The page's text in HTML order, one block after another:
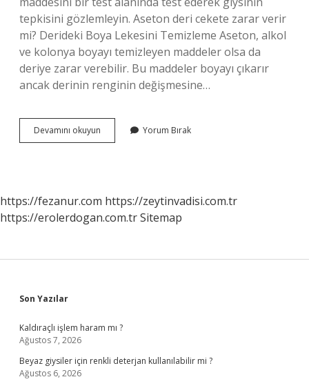
tepkisini gözlemleyin. Aseton deri cekete zarar verir
mi? Derideki Boya Lekesini Temizleme Aseton, alkol
ve kolonya boyayı temizleyen maddeler olsa da
deriye zarar verebilir. Bu maddeler boyayı çıkarır
ancak derinin renginin değişmesine…
Devamını okuyun
Suni
Yorum Bırak
https://fezanur.com https://zeytinvadisi.com.tr
https://erolerdogan.com.trSitemap
Sidebar
Son Yazılar
Kaldıraçlı işlem haram mı ?
Ağustos 7, 2026
Beyaz giysiler için renkli deterjan kullanılabilir mi ?
Ağustos 6, 2026